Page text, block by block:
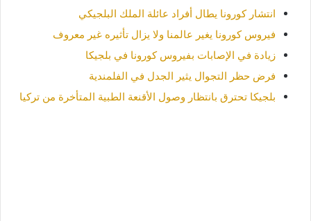
انتشار كورونا يطال أفراد عائلة الملك البلجيكي
فيروس كورونا يغير عالمنا ولا يزال تأثيره غير معروف
زيادة في الإصابات بفيروس كورونا في بلجيكا
فرض حظر التجوال يثير الجدل في الفلمندية
بلجيكا تحترق بانتظار وصول الأقنعة الطبية المتأخرة من تركيا